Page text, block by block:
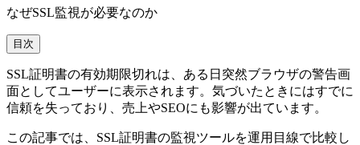
なぜSSL監視が必要なのか
目次
SSL証明書の有効期限切れは、ある日突然ブラウザの警告画
面としてユーザーに表示されます。気づいたときにはすでに
信頼を失っており、売上やSEOにも影響が出ています。
この記事では、SSL証明書の監視ツールを運用目線で比較し